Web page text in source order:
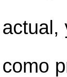
actual,
como